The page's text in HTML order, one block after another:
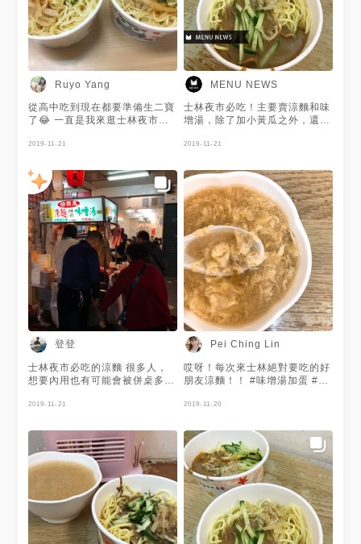
Ruyo Yang
從高中吃到現在都要準備生二寶
了😂 一直是我來逛士林夜市時
2019-11-21
MENU NEWS
士林夜市必吃！主要賣涼麵和味
增湯，除了加小黃瓜之外，還有
很膩，加辣之後口感升級。 謝
是小吃都有分享～快發嘍一個！
2019-11-21
登登
士林夜市必吃的涼麵 很多人，
想要內用也有可能會被併桌多人
2019-11-21
Pei Ching Lin
哎呀！每次來士林絕對要吃的好
朋友涼麵！！ #味增湯加蛋 #好
2019-11-20